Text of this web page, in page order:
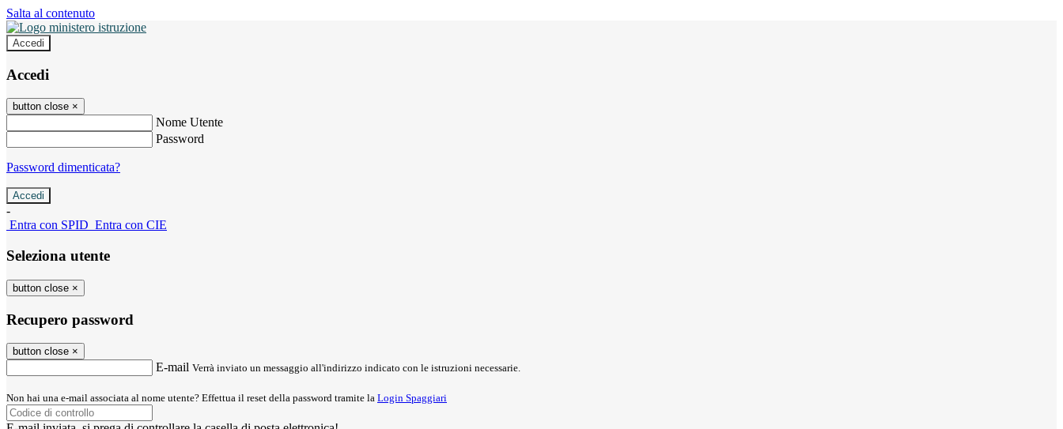
Salta al contenuto
Accedi
Accedi
button close ×
Nome Utente
Password
Password dimenticata?
-
Entra con SPID Entra con CIE
Seleziona utente
button close ×
Recupero password
button close ×
E-mail Verrà inviato un messaggio all'indirizzo indicato con le istruzioni necessarie.
Non hai una e-mail associata al nome utente? Effettua il reset della password tramite la Login Spaggiari